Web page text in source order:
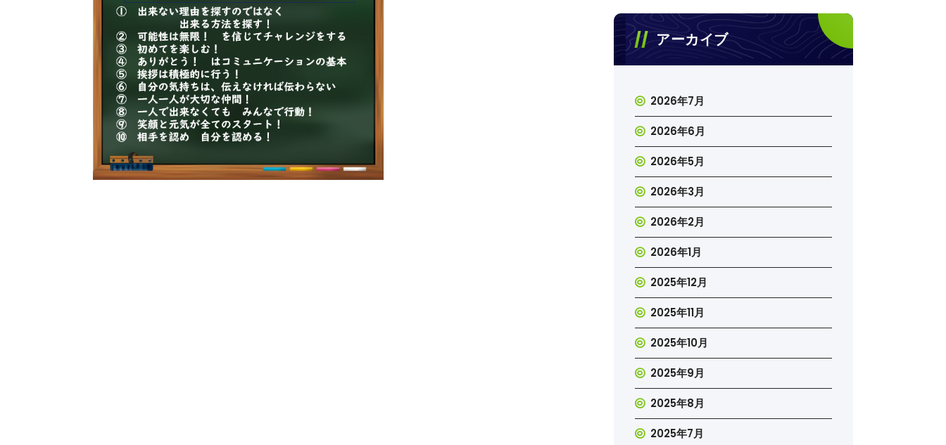
アーカイブ
2026年7月
2026年6月
2026年5月
2026年3月
2026年2月
2026年1月
2025年12月
2025年11月
2025年10月
2025年9月
2025年8月
2025年7月